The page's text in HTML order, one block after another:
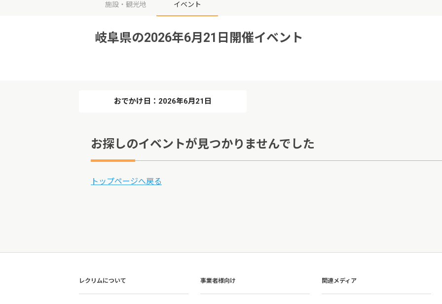
施設・観光地 イベント
岐阜県の2026年6月21日開催イベント
おでかけ日：2026年6月21日
お探しのイベントが見つかりませんでした
トップページへ戻る
レクリムについて 事業者様向け 関連メディア